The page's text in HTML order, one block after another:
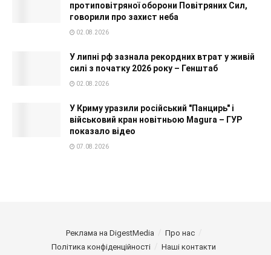
протиповітряної оборони Повітряних Сил,
говорили про захист неба
02.08.2026
У липні рф зазнала рекордних втрат у живій
силі з початку 2026 року – Генштаб
02.08.2026
У Криму уразили російський "Панцирь" і
військовий кран новітньою Magura – ГУР
показало відео
07.08.2026
Реклама на DigestMedia
Про нас
Політика конфіденційності
Наші контакти